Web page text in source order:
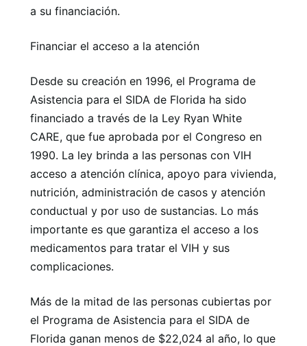
a su financiación.
Financiar el acceso a la atención
Desde su creación en 1996, el Programa de
Asistencia para el SIDA de Florida ha sido
financiado a través de la Ley Ryan White
CARE, que fue aprobada por el Congreso en
1990. La ley brinda a las personas con VIH
acceso a atención clínica, apoyo para vivienda,
nutrición, administración de casos y atención
conductual y por uso de sustancias. Lo más
importante es que garantiza el acceso a los
medicamentos para tratar el VIH y sus
complicaciones.
Más de la mitad de las personas cubiertas por
el Programa de Asistencia para el SIDA de
Florida ganan menos de $22,024 al año, lo que